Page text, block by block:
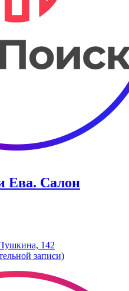
Ева. Салон
142
записи)